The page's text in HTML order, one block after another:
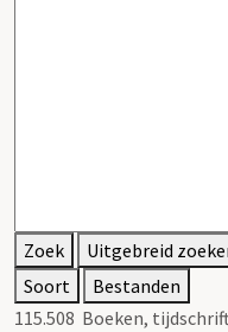
Zoek
Uitgebreid
Soort
Bestanden
115.508 Boeken,